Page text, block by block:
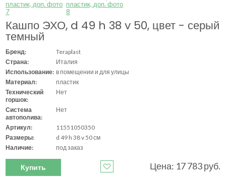
Кашпо ЭХО, d 49 h 38 v 50, цвет - серый
темный
Бренд:
Teraplast
Страна:
Италия
Использование: в помещении и для улицы
Материал:
пластик
Технический
горшок:
Нет
Система
автополива:
Нет
Артикул:
11551050350
Размеры:
d 49 h 38 v 50 см
Наличие:
под заказ
Купить Цена: 17 783 руб.